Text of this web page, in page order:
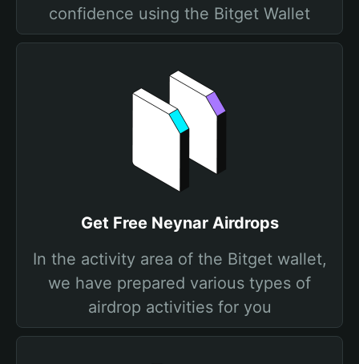
confidence using the Bitget Wallet
Get Free Neynar Airdrops
In the activity area of the Bitget wallet,
we have prepared various types of
airdrop activities for you